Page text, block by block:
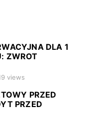
DLA 1
ZWROT
views
PRZED
PRZED